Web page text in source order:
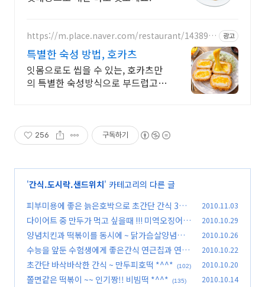
https://m.place.naver.com/restaurant/143890
광고
특별한 숙성 방법, 호카츠
잇몸으로도 씹을 수 있는, 호카츠만
의 특별한 숙성방식으로 부드럽고
256 구독하기
'간식.도시락.샌드위치' 카테고리의 다른 글
피부미용에 좋은 늙은호박으로 초간단 간식 3가
지 *^^*
(69)
2010.11.03
다이어트 중 만두가 먹고 싶을때 !!! 미역오징어만
두 *^^*
(60)
2010.10.29
양념치킨과 떡볶이를 동시에 ~ 닭가슴살양념떡
볶이 *^^* (108)
2010.10.26
수능을 앞둔 수험생에게 좋은간식 연근칩과 연근
전 *^^* (64)
2010.10.22
초간단 바삭바삭한 간식 ~ 만두피호떡 *^^* (102) 2010.10.20
쫄면같은 떡볶이 ~~ 인기짱!! 비빔떡 *^^* (135) 2010.10.14